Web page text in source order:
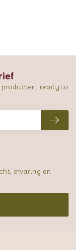
ervaring en
ready to